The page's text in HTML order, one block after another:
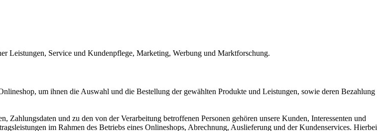
Leistungen, Service und Kundenpflege, Marketing, Werbung und Marktforschung.
um ihnen die Auswahl und die Bestellung der gewählten Produkte und Leistungen, sowie deren Bezahlung
Zahlungsdaten und zu den von der Verarbeitung betroffenen Personen gehören unsere Kunden, Interessenten und
im Rahmen des Betriebs eines Onlineshops, Abrechnung, Auslieferung und der Kundenservices. Hierbei